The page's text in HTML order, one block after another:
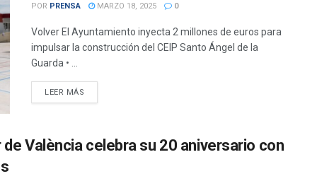
POR PRENSA MARZO 18, 2025 0
Volver El Ayuntamiento inyecta 2 millones de euros para
impulsar la construcción del CEIP Santo Ángel de la
Guarda • ...
LEER MÁS
València celebra su 20 aniversario con